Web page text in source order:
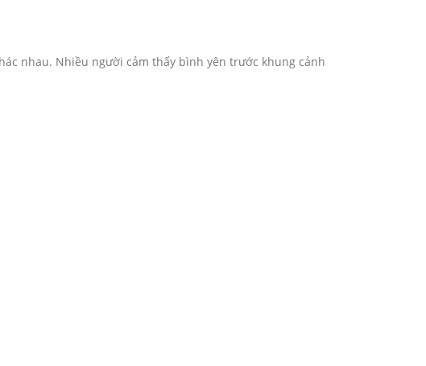
nhau. Nhiều người cảm thấy bình yên trước khung cảnh